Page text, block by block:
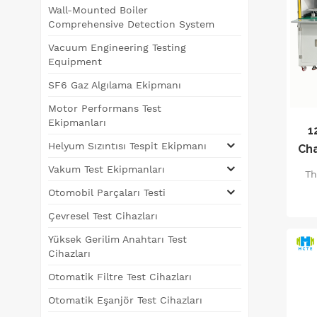
Wall-Mounted Boiler
Comprehensive Detection System
Vacuum Engineering Testing
Equipment
SF6 Gaz Algılama Ekipmanı
Motor Performans Test
Ekipmanları
Helyum Sızıntısı Tespit Ekipmanı
Vakum Test Ekipmanları
Otomobil Parçaları Testi
Çevresel Test Cihazları
Yüksek Gerilim Anahtarı Test
Cihazları
Otomatik Filtre Test Cihazları
Otomatik Eşanjör Test Cihazları